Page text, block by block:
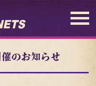
のお知らせ